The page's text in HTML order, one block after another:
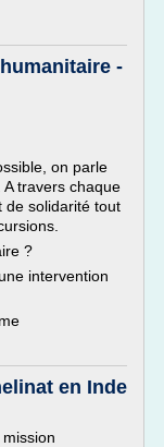
-
on parle
travers chaque
de solidarité tout
?
intervention
en Inde